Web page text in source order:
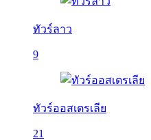
ทัวร์ลาว
9
ทัวร์ออสเตรเลีย
21